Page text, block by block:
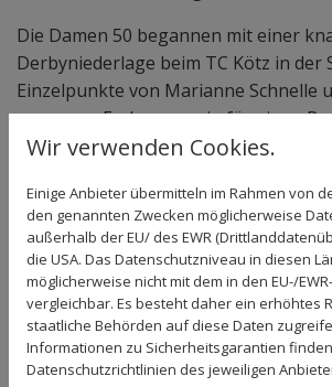
Die Damen 50 begannen mit einer
Derbyniederlage beim TC Kötz in der
Einzelpunkte von Marianne Schnelle
waren am Ende zu wenig für einen
Bei der Jugend freute sich der Verein
Erfolge. Die Juniorinnen besiegten im
Nachbarschaftsduell den FC
Knaben schickten den TC
nach Hause. Auch die U9 (13:5 gegen
und die U10 (4:2 gegen den FC
sich über klasse Resultate.
Die Jugendergebnisse:
Wir verwenden Cookies.
Einige Anbieter übermitteln im Rahmen von
den genannten Zwecken möglicherweise
außerhalb der EU/ des EWR
die USA. Das Datenschutzniveau in diesen
möglicherweise nicht mit dem in den EU-/
vergleichbar. Es besteht daher ein erhöhtes
staatliche Behörden auf diese Daten
Informationen zu Sicherheitsgarantien
Datenschutzrichtlinien des jeweiligen